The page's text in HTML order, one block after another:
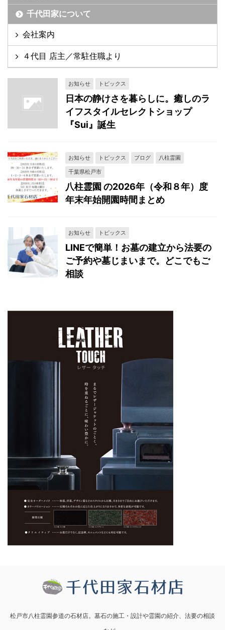
千代田家について
会社案内
４代目 店主／常駐住職より
お知らせ トピックス
日本の静けさを暮らしに。癒しのラ
イフスタイルセレクトショップ
『Sui』誕生
お知らせ トピックス ブログ
八柱霊園
千葉県松戸市
八柱霊園 の2026年（令和８年）度
年末年始開園時間まとめ
お知らせ トピックス
LINEで簡単！お墓の建立から法要の
ご予約や墓じまいまで。どこでもご
相談
松戸市八柱霊園参道の石材店。墓石の施工・設計や霊園の紹介、法要の相談